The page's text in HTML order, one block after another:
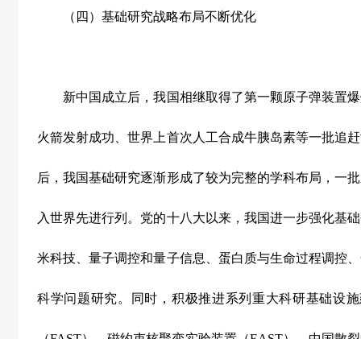
（四）基础研究战略布局不断优化
新中国成立后，我国相继取得了第一颗原子弹装置爆
火箭发射成功、世界上首次人工合成牛胰岛素等一批追
后，我国基础研究逐渐形成了较为完整的学科布局，一
入世界先进行列。党的十八大以来，我国进一步强化基
米科技、量子调控和量子信息、蛋白质与生命过程调控
科学问题研究。同时，积极推进系列重大科研基础设